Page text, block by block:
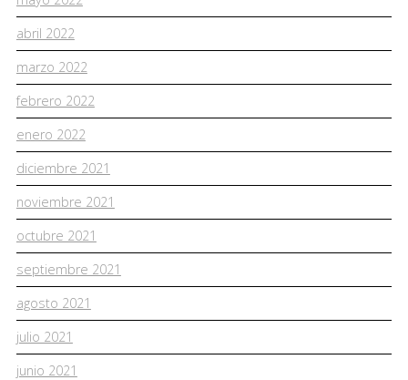
abril 2022
marzo 2022
febrero 2022
enero 2022
diciembre 2021
noviembre 2021
octubre 2021
septiembre 2021
agosto 2021
julio 2021
junio 2021